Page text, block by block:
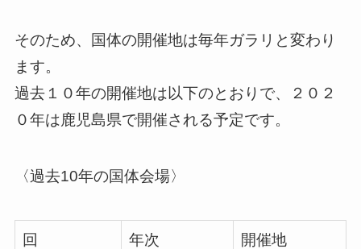
そのため、国体の開催地は毎年ガラリと変わり
ます。
過去１０年の開催地は以下のとおりで、２０２
０年は鹿児島県で開催される予定です。
〈過去10年の国体会場〉
回 年次 開催地